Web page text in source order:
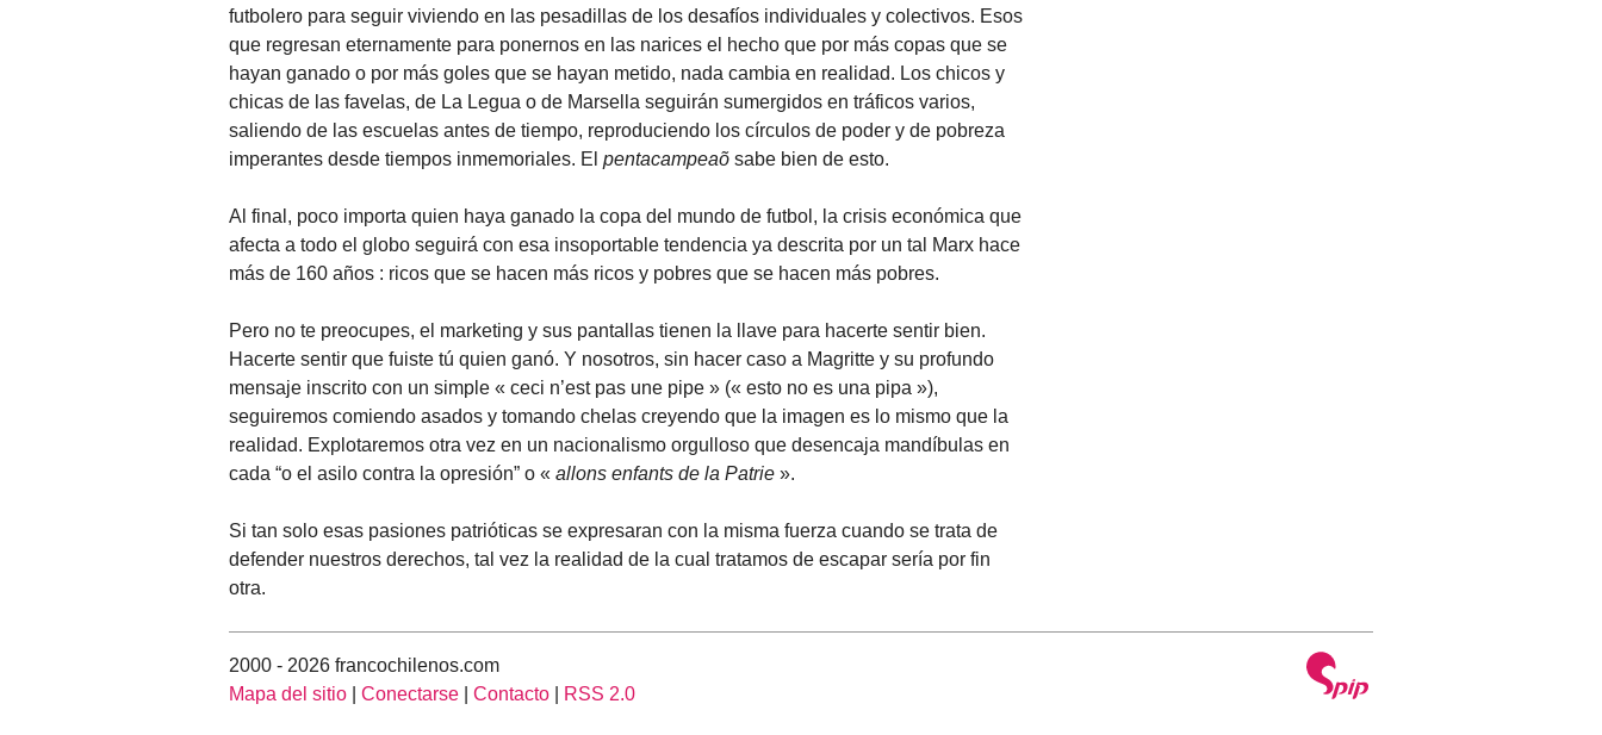
futbolero para seguir viviendo en las pesadillas de los desafíos individuales y colectivos. Esos
que regresan eternamente para ponernos en las narices el hecho que por más copas que se
hayan ganado o por más goles que se hayan metido, nada cambia en realidad. Los chicos y
chicas de las favelas, de La Legua o de Marsella seguirán sumergidos en tráficos varios,
saliendo de las escuelas antes de tiempo, reproduciendo los círculos de poder y de pobreza
imperantes desde tiempos inmemoriales. El pentacampeaõ sabe bien de esto.
Al final, poco importa quien haya ganado la copa del mundo de futbol, la crisis económica que
afecta a todo el globo seguirá con esa insoportable tendencia ya descrita por un tal Marx hace
más de 160 años : ricos que se hacen más ricos y pobres que se hacen más pobres.
Pero no te preocupes, el marketing y sus pantallas tienen la llave para hacerte sentir bien.
Hacerte sentir que fuiste tú quien ganó. Y nosotros, sin hacer caso a Magritte y su profundo
mensaje inscrito con un simple « ceci n’est pas une pipe » (« esto no es una pipa »),
seguiremos comiendo asados y tomando chelas creyendo que la imagen es lo mismo que la
realidad. Explotaremos otra vez en un nacionalismo orgulloso que desencaja mandíbulas en
cada “o el asilo contra la opresión” o « allons enfants de la Patrie ».
Si tan solo esas pasiones patrióticas se expresaran con la misma fuerza cuando se trata de
defender nuestros derechos, tal vez la realidad de la cual tratamos de escapar sería por fin
otra.
2000 - 2026 francochilenos.com
Mapa del sitio
Conectarse Contacto RSS 2.0